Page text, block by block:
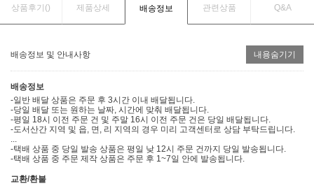
상품후기() 제품상세 배송정보 관련상품 Q&A
배송정보 및 안내사항 내용숨기기
배송정보
-일반 배달 상품은 주문 후 3시간 이내 배달됩니다.
-당일 배달 또는 원하는 날짜, 시간에 맞춰 배달됩니다.
-평일 18시 이전 주문 건 및 주말 16시 이전 주문 건은 당일 배달됩니다.
-도서산간 지역 및 읍, 면, 리 지역의 경우 미리 고객센터로 상담 부탁드립니다.
-택배 상품 중 당일 발송 상품은 평일 낮 12시 주문 건까지 당일 발송됩니다.
-택배 상품 중 주문 제작 상품은 주문 후 1~7일 안에 발송됩니다.
교환/환불